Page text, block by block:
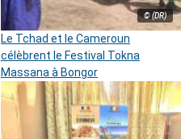
© (DR)
Le Tchad et le Cameroun
célèbrent le Festival Tokna
Massana à Bongor